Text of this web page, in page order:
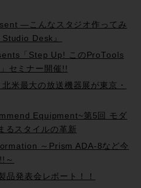
—こんなスタジオ作ってみ
Desk』
「Step Up! このProTools
セミナー開催!!
米最大の放送機器展が東京・
Equipment~第5回 モダ
るスタイルの革新
～Prism ADA-8など今
～
品発表会レポート！！